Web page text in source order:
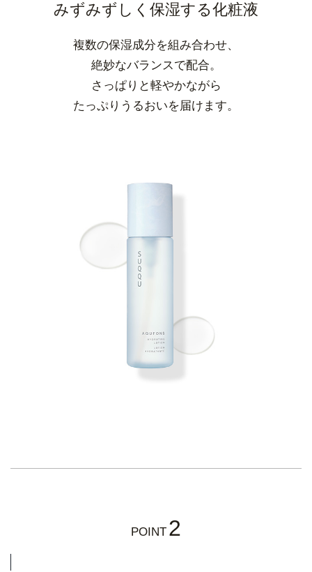
みずみずしく保湿する化粧液
複数の保湿成分を組み合わせ、
絶妙なバランスで配合。
さっぱりと軽やかながら
たっぷりうるおいを届けます。
POINT 2